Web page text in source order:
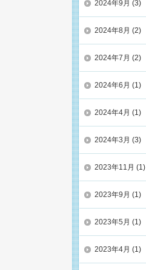
2024年9月 (3)
2024年8月 (2)
2024年7月 (2)
2024年6月 (1)
2024年4月 (1)
2024年3月 (3)
2023年11月 (1)
2023年9月 (1)
2023年5月 (1)
2023年4月 (1)